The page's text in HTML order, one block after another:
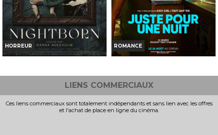
HORREUR
Horaires et Infos
Bande-annonce
ROMANCE
Horaires et Infos
Bande-annonce
LIENS COMMERCIAUX
Ces liens commerciaux sont totalement indépendants et sans lien avec les offres
et l'achat de place en ligne du cinéma.